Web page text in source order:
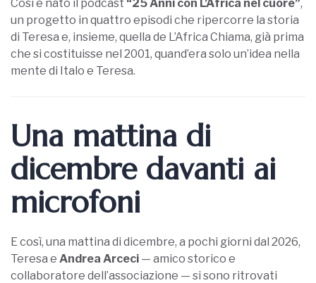
Così è nato il podcast “25 Anni con L’Africa nel cuore”,
un progetto in quattro episodi che ripercorre la storia
di Teresa e, insieme, quella de L’Africa Chiama, già prima
che si costituisse nel 2001, quand’era solo un’idea nella
mente di Italo e Teresa.
Una mattina di
dicembre davanti ai
microfoni
E così, una mattina di dicembre, a pochi giorni dal 2026,
Teresa e Andrea Arceci — amico storico e
collaboratore dell’associazione — si sono ritrovati